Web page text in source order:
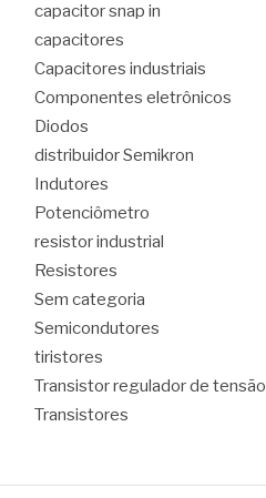
capacitor snap in
capacitores
Capacitores industriais
Componentes eletrônicos
Diodos
distribuidor Semikron
Indutores
Potenciômetro
resistor industrial
Resistores
Sem categoria
Semicondutores
tiristores
Transistor regulador de tensão
Transistores